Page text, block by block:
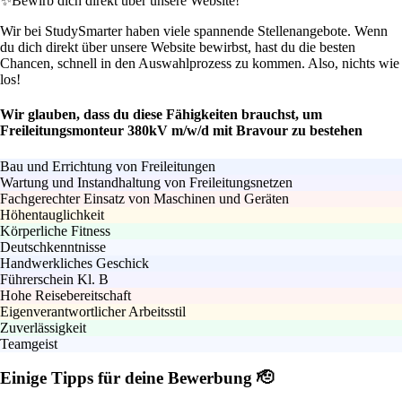
Wir bei StudySmarter haben viele spannende Stellenangebote. Wenn
du dich direkt über unsere Website bewirbst, hast du die besten
Chancen, schnell in den Auswahlprozess zu kommen. Also, nichts wie
los!
Wir glauben, dass du diese Fähigkeiten brauchst, um
Freileitungsmonteur 380kV m/w/d mit Bravour zu bestehen
Bau und Errichtung von Freileitungen
Wartung und Instandhaltung von Freileitungsnetzen
Fachgerechter Einsatz von Maschinen und Geräten
Höhentauglichkeit
Körperliche Fitness
Deutschkenntnisse
Handwerkliches Geschick
Führerschein Kl. B
Hohe Reisebereitschaft
Eigenverantwortlicher Arbeitsstil
Zuverlässigkeit
Teamgeist
Einige Tipps für deine Bewerbung 🫡